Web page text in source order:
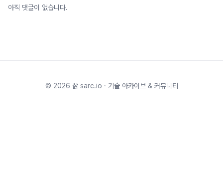
아직 댓글이 없습니다.
© 2026 삵 sarc.io · 기술 아카이브 & 커뮤니티